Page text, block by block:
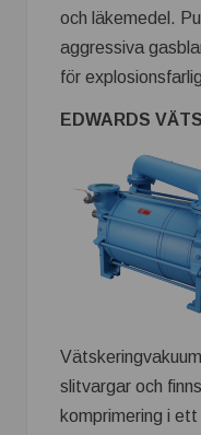
och läkemedel.
aggressiva
för
EDWARDS
slitvargar och
komprimering i